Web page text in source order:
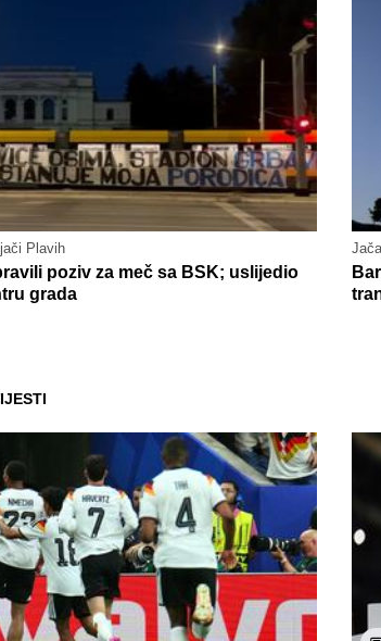
Plavih
poziv za meč sa BSK; uslijedio
grada